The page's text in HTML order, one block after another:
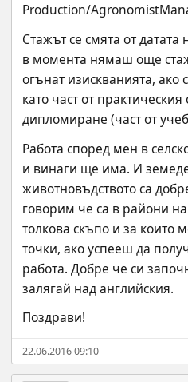
Production/
Стажът се смята от
в момента нямаш още
огънат изискванията, ако
като част от
дипломиране (част от
Работа според мен в
и винаги ще има. И
животновъдството са
говорим че са в райони
толкова скъпо и за които
точки, ако успееш да
работа. Добре че си
залягай над английския.
Поздрави!
22.06.2016 09:10